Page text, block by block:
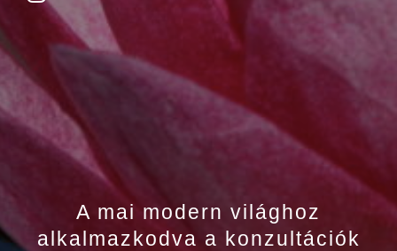
A mai modern világhoz
alkalmazkodva a konzultációk